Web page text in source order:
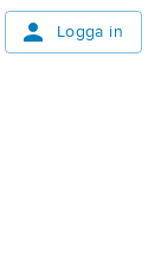
Logga in